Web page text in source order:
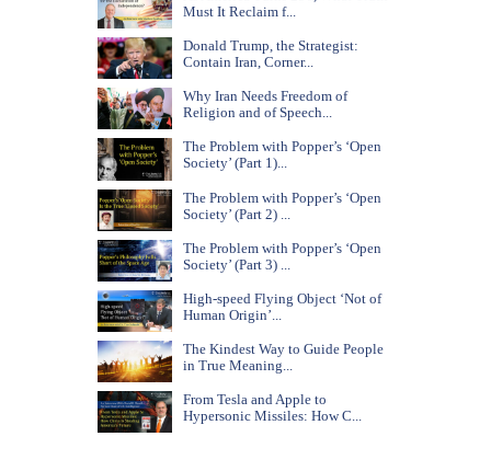
Must It Reclaim f...
Donald Trump, the Strategist:
Contain Iran, Corner...
Why Iran Needs Freedom of
Religion and of Speech...
The Problem with Popper’s ‘Open
Society’ (Part 1)...
The Problem with Popper’s ‘Open
Society’ (Part 2) ...
The Problem with Popper’s ‘Open
Society’ (Part 3) ...
High-speed Flying Object ‘Not of
Human Origin’...
The Kindest Way to Guide People
in True Meaning...
From Tesla and Apple to
Hypersonic Missiles: How C...